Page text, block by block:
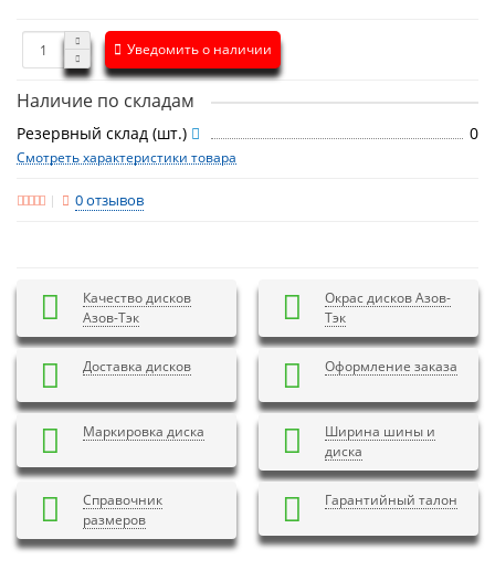
Уведомить о наличии
Наличие по складам
Резервный склад (шт.) 0
Смотреть характеристики товара
0 отзывов
Качество дисков
Азов-Тэк
Окрас дисков Азов-
Тэк
Доставка дисков Оформление заказа
Маркировка диска
Ширина шины и
диска
Справочник
размеров
Гарантийный талон